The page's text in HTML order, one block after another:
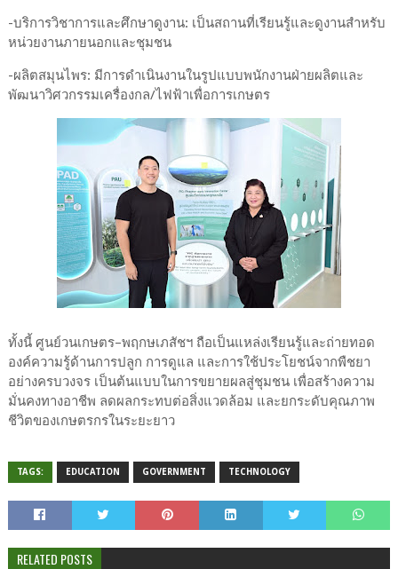
-บริการวิชาการและศึกษาดูงาน: เป็นสถานที่เรียนรู้และดูงานสำหรับ
หน่วยงานภายนอกและชุมชน
-ผลิตสมุนไพร: มีการดำเนินงานในรูปแบบพนักงานฝ่ายผลิตและ
พัฒนาวิศวกรรมเครื่องกล/ไฟฟ้าเพื่อการเกษตร
ทั้งนี้ ศูนย์วนเกษตร–พฤกษเภสัชฯ ถือเป็นแหล่งเรียนรู้และถ่ายทอด
องค์ความรู้ด้านการปลูก การดูแล และการใช้ประโยชน์จากพืชยา
อย่างครบวงจร เป็นต้นแบบในการขยายผลสู่ชุมชน เพื่อสร้างความ
มั่นคงทางอาชีพ ลดผลกระทบต่อสิ่งแวดล้อม และยกระดับคุณภาพ
ชีวิตของเกษตรกรในระยะยาว
TAGS: EDUCATION GOVERNMENT TECHNOLOGY
RELATED POSTS